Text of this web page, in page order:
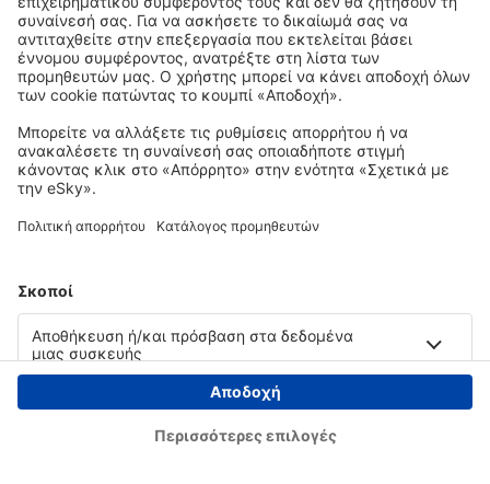
Copyright © eSky.gr. Με την επιφύλαξη παντός νομίμου δικαιώματος.